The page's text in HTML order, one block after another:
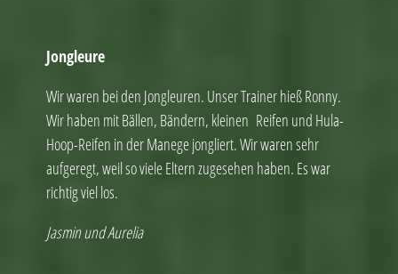
Jongleure
Wir waren bei den Jongleuren. Unser Trainer hieß Ronny.
Wir haben mit Bällen, Bändern, kleinen Reifen und Hula-
Hoop-Reifen in der Manege jongliert. Wir waren sehr
aufgeregt, weil so viele Eltern zugesehen haben. Es war
richtig viel los.
Jasmin und Aurelia